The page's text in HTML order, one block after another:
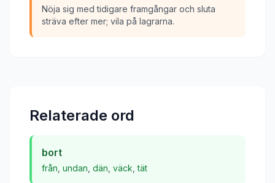
Nöja sig med tidigare framgångar och sluta
sträva efter mer; vila på lagrarna.
Relaterade ord
bort
från undan dän väck ,tät